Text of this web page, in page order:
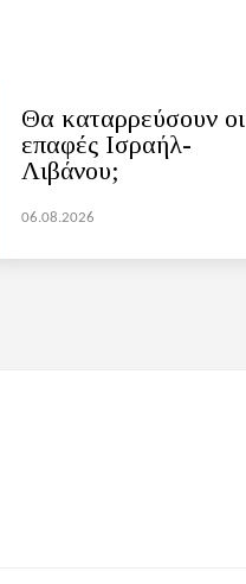
Θα καταρρεύσουν οι
επαφές Ισραήλ-
Λιβάνου;
06.08.2026